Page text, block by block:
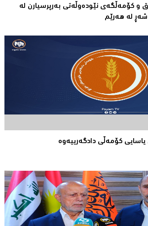
و كۆمەڵگەی نێودەوڵەتی بەرپرسیارن لە
لە هەرێم
یاسایی کۆمەڵی دادگەرییەوە